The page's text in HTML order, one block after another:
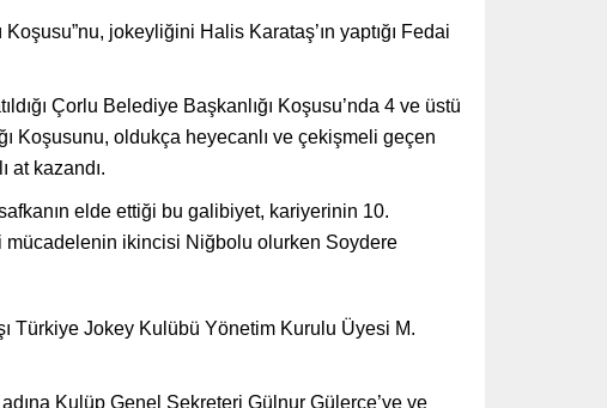
jokeyliğini Halis Karataş’ın yaptığı Fedai
Çorlu Belediye Başkanlığı Koşusu’nda 4 ve üstü
Koşusunu, oldukça heyecanlı ve çekişmeli geçen
at kazandı.
elde ettiği bu galibiyet, kariyerinin 10.
mücadelenin ikincisi Niğbolu olurken Soydere
Türkiye Jokey Kulübü Yönetim Kurulu Üyesi M.
Kulüp Genel Sekreteri Gülnur Gülerce’ye ve